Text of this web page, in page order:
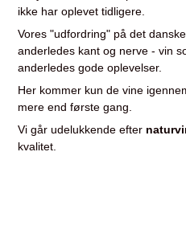
ikke har oplevet tidligere.
Vores "udfordring" på det
anderledes kant og nerve - vin
anderledes gode oplevelser.
Her kommer kun de vine
mere end første gang.
Vi går udelukkende efter
kvalitet.